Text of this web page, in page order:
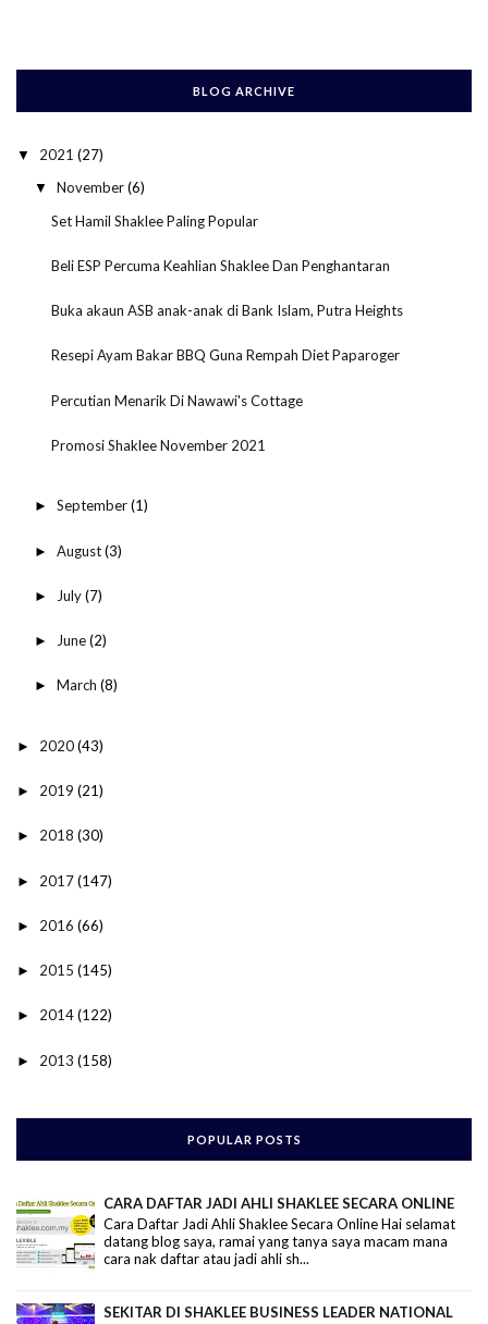
BLOG ARCHIVE
▼ 2021 (27)
▼ November(6)
Set Hamil Shaklee Paling Popular
Beli ESP Percuma Keahlian Shaklee Dan Penghantaran
Buka akaun ASB anak-anak di Bank Islam, Putra Heights
Resepi Ayam Bakar BBQ Guna Rempah Diet Paparoger
Percutian Menarik Di Nawawi's Cottage
Promosi Shaklee November 2021
► September(1)
► August(3)
► July(7)
► June(2)
► March (8)
► 2020(43)
► 2019 (21)
► 2018 (30)
► 2017(147)
► 2016 (66)
► 2015 (145)
► 2014(122)
► 2013 (158)
POPULAR POSTS
CARA DAFTAR JADI AHLI SHAKLEE SECARA ONLINE
Cara Daftar Jadi Ahli Shaklee Secara Online Hai selamat
datang blog saya, ramai yang tanya saya macam mana
cara nak daftar atau jadi ahli sh...
SEKITAR DI SHAKLEE BUSINESS LEADER NATIONAL